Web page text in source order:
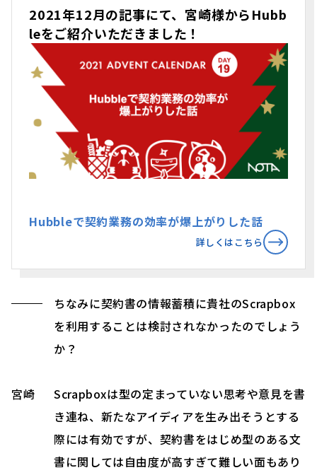
2021年12月の記事にて、宮崎様からHubb
leをご紹介いただきました！
Hubbleで契約業務の効率が爆上がりした話
詳しくはこちら
ちなみに契約書の情報蓄積に貴社のScrapbox
を利用することは検討されなかったのでしょう
か？
宮崎
Scrapboxは型の定まっていない思考や意見を書
き連ね、新たなアイディアを生み出そうとする
際には有効ですが、契約書をはじめ型のある文
書に関しては自由度が高すぎて難しい面もあり